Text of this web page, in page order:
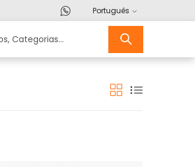
Português